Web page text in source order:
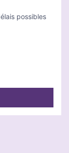
possibles